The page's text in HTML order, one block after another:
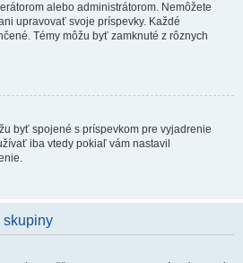
alebo administrátorom. Nemôžete
upravovať svoje príspevky. Každé
Témy môžu byť zamknuté z rôznych
byť spojené s príspevkom pre vyjadrenie
iba vtedy pokiaľ vám nastavil
skupiny